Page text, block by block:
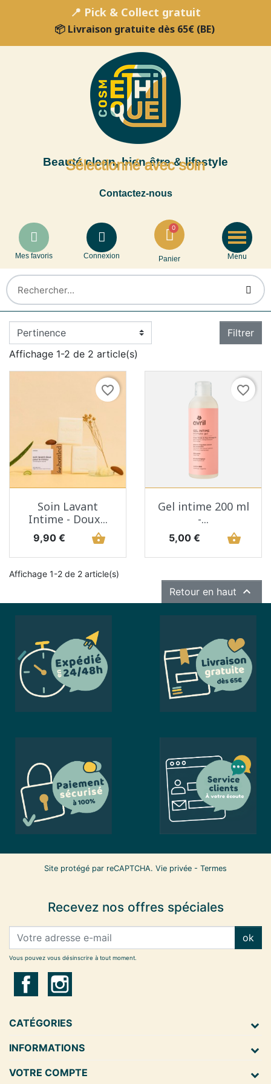
📍 Pick & Collect gratuit
📦 Livraison gratuite dès 65€ (BE)
Beauté clean, bien-être & lifestyle
Sélectionné avec soin
Contactez-nous
Mes favoris Connexion Panier Menu
Filtrer
Affichage 1-2 de 2 article(s)
favorite_border
Soin Lavant
Intime - Doux...
Prix
9,90 € shopping_basket
favorite_border
Gel intime 200 ml
-...
Prix
5,00 € shopping_basket
Affichage 1-2 de 2 article(s)
Retour en haut 
Site protégé par reCAPTCHA. Vie privée - Termes
Recevez nos offres spéciales
ok
Vous pouvez vous désinscrire à tout moment.
CATÉGORIES
INFORMATIONS
VOTRE COMPTE